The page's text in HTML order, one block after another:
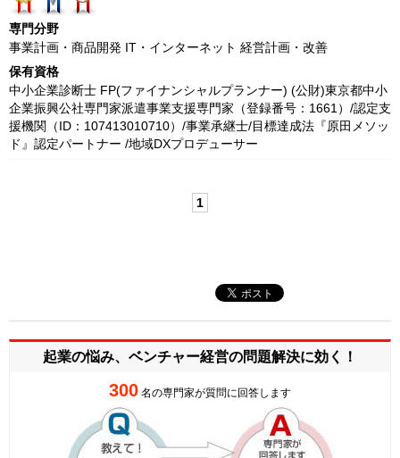
専門分野
事業計画・商品開発 IT・インターネット 経営計画・改善
保有資格
中小企業診断士 FP(ファイナンシャルプランナー) (公財)東京都中小
企業振興公社専門家派遣事業支援専門家（登録番号：1661）/認定支
援機関（ID：107413010710）/事業承継士/目標達成法『原田メソッ
ド』認定パートナー /地域DXプロデューサー
1
起業の悩み、ベンチャー経営の問題解決に効く！
300 名の専門家が質問に回答します